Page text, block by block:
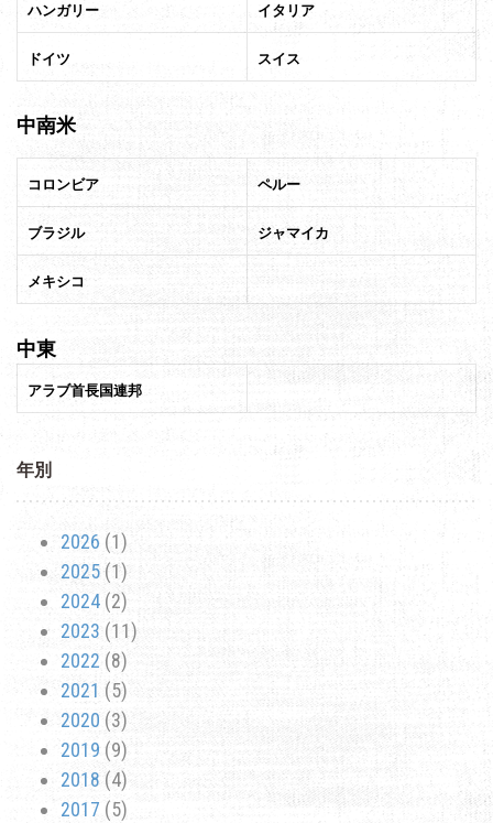
ハンガリー イタリア
ドイツ スイス
中南米
コロンビア ペルー
ブラジル ジャマイカ
メキシコ
中東
アラブ首長国連邦
年別
2026 (1)
2025(1)
2024 (2)
2023 (11)
2022 (8)
2021 (5)
2020 (3)
2019 (9)
2018 (4)
2017 (5)